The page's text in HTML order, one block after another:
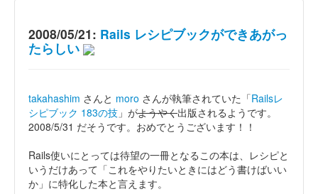
2008/05/21: Rails レシピブックができあがっ
たらしい
takahashim さんと moro さんが執筆されていた「Railsレ
シピブック 183の技 」がようやく出版されるようです。
2008/5/31 だそうです。おめでとうございます！！
Rails使いにとっては待望の一冊となるこの本は、レシピと
いうだけあって「これをやりたいときにはどう書けばいい
か」に特化した本と言えます。